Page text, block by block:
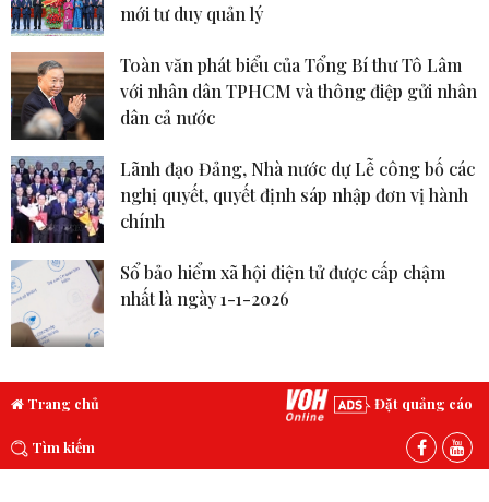
mới tư duy quản lý
Toàn văn phát biểu của Tổng Bí thư Tô Lâm
với nhân dân TPHCM và thông điệp gửi nhân
dân cả nước
Lãnh đạo Đảng, Nhà nước dự Lễ công bố các
nghị quyết, quyết định sáp nhập đơn vị hành
chính
Sổ bảo hiểm xã hội điện tử được cấp chậm
nhất là ngày 1-1-2026
Trang chủ Đặt quảng cáo
Tìm kiếm